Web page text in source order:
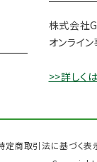
株式会社
オンライ
>>詳しく
定商取引法に基づく表